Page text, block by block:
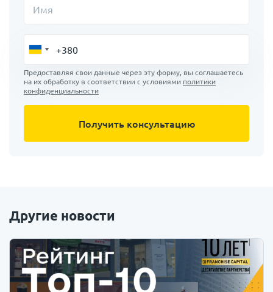
Имя
Предоставляя свои данные через эту форму, вы соглашаетесь
на их обработку в соответствии с условиями политики
конфиденциальности
Другие новости